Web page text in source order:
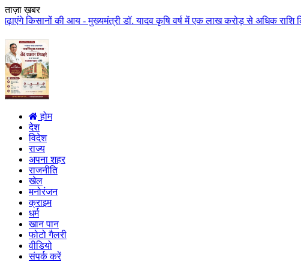
ताज़ा ख़बर
- मुख्यमंत्री डॉ. यादव कृषि वर्ष में एक लाख करोड़ से अधिक राशि किसान कल्याण
होम
देश
विदेश
राज्य
अपना शहर
राजनीति
खेल
मनोरंजन
क्राइम
धर्म
खान पान
फोटो गैलरी
वीडियो
संपर्क करें